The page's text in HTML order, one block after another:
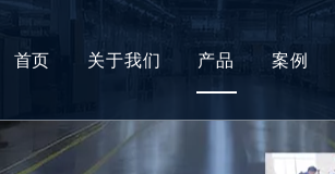
首页 关于我们 产品
冷库板
案例